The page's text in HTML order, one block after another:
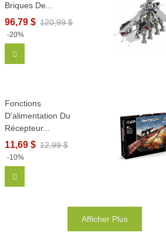
Briques De...
96,79 $ 120,99 $
-20%
Fonctions
D'alimentation Du
Récepteur...
11,69 $ 12,99 $
-10%
Afficher Plus